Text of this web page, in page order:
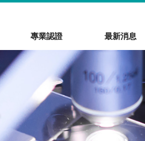
專業認證 最新消息